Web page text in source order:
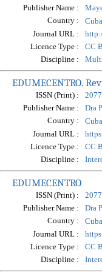
Publisher Name :
Country :
Cuba
Journal URL :
Licence Type :
CC
Discipline :
EDUMECENTRO.
ISSN (Print) :
Publisher Name :
Dra
Country :
Cuba
Journal URL :
Licence Type :
CC
Discipline :
EDUMECENTRO
ISSN (Print) :
Publisher Name :
Dra
Country :
Cuba
Journal URL :
Licence Type :
CC
Discipline :